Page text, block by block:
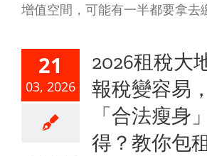
增值空間，可能有一半都要拿去
21
03, 2026
2026租稅大
報稅變容易
「合法瘦身
得？教你包